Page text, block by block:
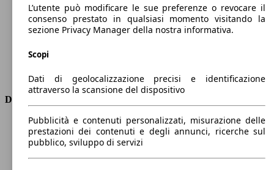
Coppia
190 nm
Cilindrata
1197 ccm
Carburante
Benzina
Trasmissione
Tipo di trazione
trazione anteriore
Dimensioni
Lunghezza
4560 mm
Altezza
1640 mm
L’utente può modificare le sue preferenze o revocare il
consenso prestato in qualsiasi momento visitando la
sezione Privacy Manager della nostra informativa.
Scopi
Dati di geolocalizzazione precisi e identificazione
attraverso la scansione del dispositivo
Pubblicità e contenuti personalizzati, misurazione delle
prestazioni dei contenuti e degli annunci, ricerche sul
pubblico, sviluppo di servizi